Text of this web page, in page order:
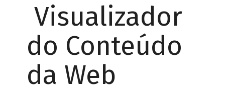
Visualizador
do Conteúdo
da Web